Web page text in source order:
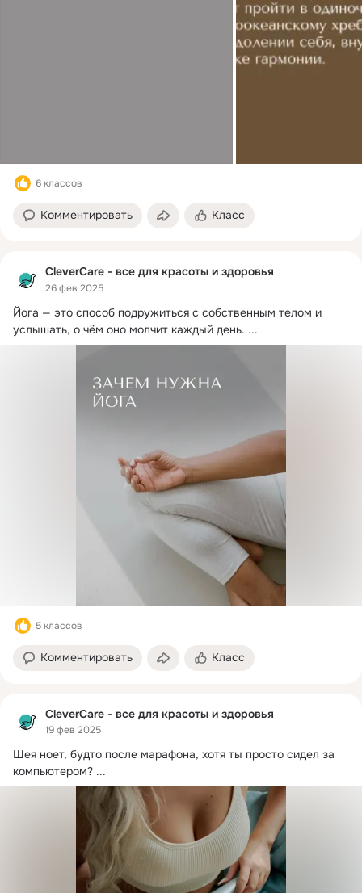
6 классов
Комментировать Класс
CleverCare - все для красоты и здоровья
26 фев 2025
Йога — это способ подружиться с собственным телом и
услышать, о чём оно молчит каждый день. ...
5 классов
Комментировать Класс
CleverCare - все для красоты и здоровья
19 фев 2025
Шея ноет, будто после марафона, хотя ты просто сидел за
компьютером? ...